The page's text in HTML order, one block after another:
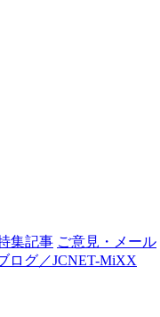
集記事 ご意見・メール
ログ／JCNET-MiXX